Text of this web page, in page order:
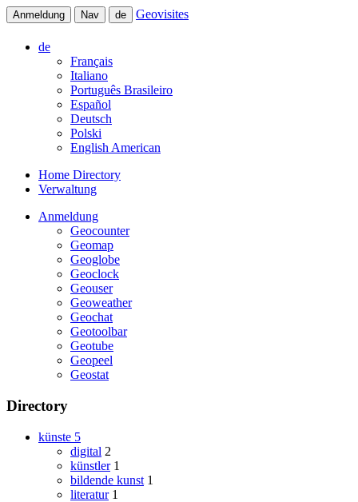
Anmeldung Nav de Geovisites
de
Français
Italiano
Português Brasileiro
Español
Deutsch
Polski
English American
Home Directory
Verwaltung
Anmeldung
Geocounter
Geomap
Geoglobe
Geoclock
Geouser
Geoweather
Geochat
Geotoolbar
Geotube
Geopeel
Geostat
Directory
künste 5
digital 2
künstler 1
bildende kunst 1
literatur 1